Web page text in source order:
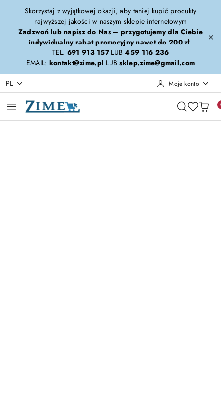
Przejdź do treści głównej
Przejdź do wyszukiwarki
Przejdź do moje konto
Przejdź do menu głównego
Przejdź do opisu produktu
Przejdź do stopki
Skorzystaj z wyjątkowej okazji, aby taniej kupić produkty
najwyższej jakości w naszym sklepie internetowym
Zadzwoń lub napisz do Nas – przygotujemy dla Ciebie
indywidualny rabat promocyjny nawet do 200 zł
TEL. 691 913 157LUB459 116 236
EMAIL: kontakt@zime.pl LUBsklep.zime@gmail.com
PL Moje konto